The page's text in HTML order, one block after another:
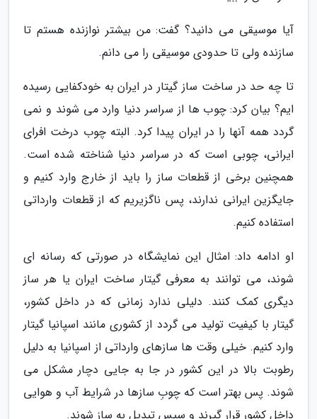
آیا موسیقی می دانید؟ گفت: من بیشتر نوازنده هستم تا
سازنده ولی تا حدودی موسیقی را می دانم.
تا چه حد در ساخت ساز گیتار در ایران به خودکفایی رسیده
ایم؟ بیان کرد: چوب ها از سراسر دنیا وارد می شوند و نمی
گردد همه آنها را در ایران پیدا کرد. البته چوب درخت افرای
ایرانی، چوبی است که در سراسر دنیا شناخته شده است.
همچنین برخی از قطعات ساز را باید از خارج وارد کنیم و
جایگزین ایرانی ندارند، پس ناگزیریم که از قطعات وارداتی
استفاده کنیم.
او ادامه داد: امثال این نمایشگاه در صورتی که رسانه ای
شوند، می توانند به معرفی گیتار ساخت ایران یا هر ساز
دیگری کمک کنند. دلیلی ندارد زمانی که در داخل کشور،
گیتار با کیفیت تولید می گردد از کشوری مانند اسپانیا گیتار
وارد کنیم. خیلی وقت ها سازهای وارداتی از اسپانیا به دلیل
رطوبت بالا در این کشور در جا به جایی دچار مشکل می
شوند. پس بهتر است که چوبِ سازها در شرایط آب و هوایی
داخل کشور قرار گیرند و سپس تبدیل به ساز شوند.